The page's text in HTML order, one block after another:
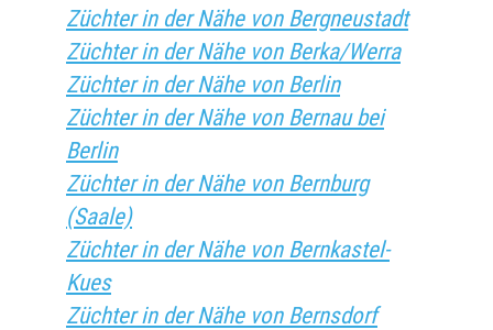
Züchter in der Nähe von Bergneustadt
Züchter in der Nähe von Berka/Werra
Züchter in der Nähe von Berlin
Züchter in der Nähe von Bernau bei
Berlin
Züchter in der Nähe von Bernburg
(Saale)
Züchter in der Nähe von Bernkastel-
Kues
Züchter in der Nähe von Bernsdorf